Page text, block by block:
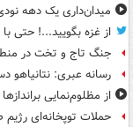
میدان‌داری یک دهه
از غزه بگویید...! حتی
جنگ تاج و تخت در
رسانه عبری: نتانیاهو
از مظلوم‌نمایی
حملات توپخانه‌ای